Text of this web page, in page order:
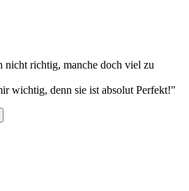
nicht richtig, manche doch viel zu
wichtig, denn sie ist absolut Perfekt!"